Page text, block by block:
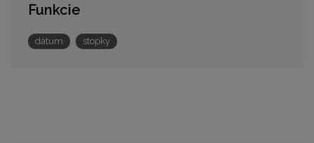
Funkcie
dátum stopky